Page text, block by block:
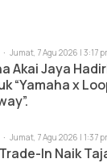
Jumat, 7 Agu 2026 | 3:17
Akai Jaya
“Yamaha x
Jumat, 7 Agu 2026 | 1:37
In Naik